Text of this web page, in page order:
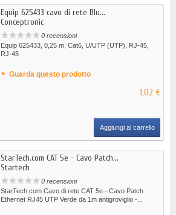
Equip 625433 cavo di rete Blu...
Conceptronic
0 recensioni
Equip 625433, 0,25 m, Cat6, U/UTP (UTP), RJ-45,
RJ-45
Guarda questo prodotto
1,02 €
Aggiungi al carrello
StarTech.com CAT 5e - Cavo Patch...
Startech
0 recensioni
StarTech.com Cavo di rete CAT 5e - Cavo Patch
Ethernet RJ45 UTP Verde da 1m antigroviglio -...